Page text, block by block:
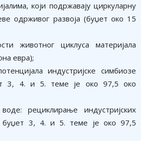
који подржавају циркуларну
одрживог развоја (буџет око 15
животног циклуса материјала
евра);
индустријске симбиозе
3, 4. и 5. теме је око 97,5 око
рециклирање индустријских
буџет 3, 4. и 5. теме је око 97,5